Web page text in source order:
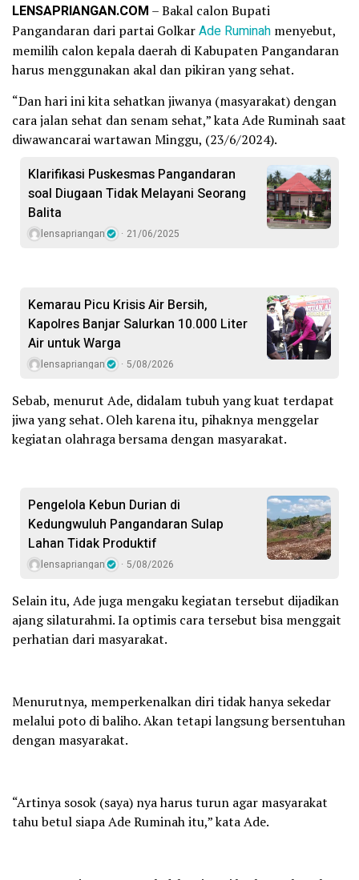
LENSAPRIANGAN.COM – Bakal calon Bupati
Pangandaran dari partai GolkarAde Ruminah menyebut,
memilih calon kepala daerah di Kabupaten Pangandaran
harus menggunakan akal dan pikiran yang sehat.
“Dan hari ini kita sehatkan jiwanya (masyarakat) dengan
cara jalan sehat dan senam sehat,” kata Ade Ruminah saat
diwawancarai wartawan Minggu, (23/6/2024).
Klarifikasi Puskesmas Pangandaran
soal Diugaan Tidak Melayani Seorang
Balita
lensapriangan 21/06/2025
Kemarau Picu Krisis Air Bersih,
Kapolres Banjar Salurkan 10.000 Liter
Air untuk Warga
lensapriangan 5/08/2026
Sebab, menurut Ade, didalam tubuh yang kuat terdapat
jiwa yang sehat. Oleh karena itu, pihaknya menggelar
kegiatan olahraga bersama dengan masyarakat.
Pengelola Kebun Durian di
Kedungwuluh Pangandaran Sulap
Lahan Tidak Produktif ‎
lensapriangan 5/08/2026
Selain itu, Ade juga mengaku kegiatan tersebut dijadikan
ajang silaturahmi. Ia optimis cara tersebut bisa menggait
perhatian dari masyarakat.
Menurutnya, memperkenalkan diri tidak hanya sekedar
melalui poto di baliho. Akan tetapi langsung bersentuhan
dengan masyarakat.
“Artinya sosok (saya) nya harus turun agar masyarakat
tahu betul siapa Ade Ruminah itu,” kata Ade.